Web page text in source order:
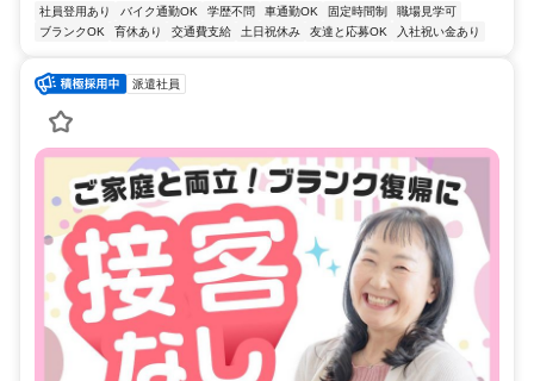
社員登用あり バイク通勤OK 学歴不問 車通勤OK 固定時間制
職場見学可
ブランクOK
育休あり 交通費支給 土日祝休み 友達と応募OK 入社祝い金あり
派遣社員